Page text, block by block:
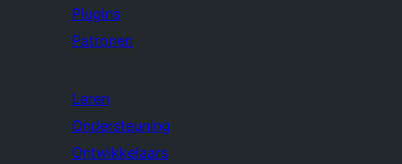
Plugins
Patronen
Leren
Ondersteuning
Ontwikkelaars